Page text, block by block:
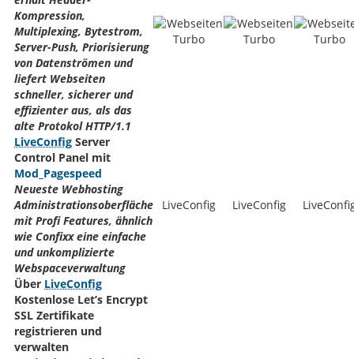
Kompression,
Multiplexing, Bytestrom,
Server-Push, Priorisierung
von Datenströmen und
liefert Webseiten
schneller, sicherer und
effizienter aus, als das
alte Protokol HTTP/1.1
LiveConfig Server
Control Panel mit
Mod_Pagespeed
Neueste Webhosting
Administrationsoberfläche
mit Profi Features, ähnlich
wie Confixx eine einfache
und unkomplizierte
Webspaceverwaltung
LiveConfig LiveConfig
Über LiveConfig
Kostenlose Let’s Encrypt
SSL Zertifikate
registrieren und
verwalten